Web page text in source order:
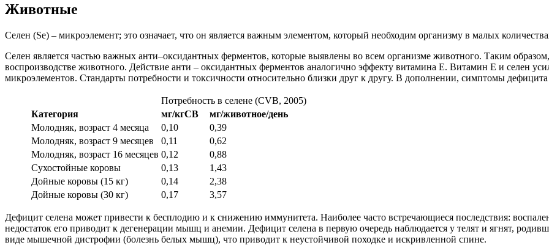
Животные
Селен (Se) – микроэлемент; это означает, что он является важным элементом, который необходим организму в малых
Селен является частью важных анти–оксидантных ферментов, которые выявлены во всем организме животного. Таким
воспроизводстве животного. Действие анти – оксидантных ферментов аналогично эффекту витамина Е. Витамин Е и селен
микроэлементов. Стандарты потребности и токсичности относительно близки друг к другу. В дополнении, симптомы
Потребность в селене (CVB, 2005)
Категория
мг/кгСВ мг/животное/день
Молодняк, возраст 4 месяца
0,10
0,39
Молодняк, возраст 9 месяцев
0,11
0,62
Молодняк, возраст 16 месяцев 0,12
0,88
Сухостойные коровы
0,13
1,43
Дойные коровы (15 кг)
0,14
2,38
Дойные коровы (30 кг)
0,17 3,57
Дефицит селена может привести к бесплодию и к снижению иммунитета. Наиболее часто встречающиеся последствия:
недостаток его приводит к дегенерации мышц и анемии. Дефицит селена в первую очередь наблюдается у телят и ягнят,
виде мышечной дистрофии (болезнь белых мышц), что приводит к неустойчивой походке и искривленной спине.